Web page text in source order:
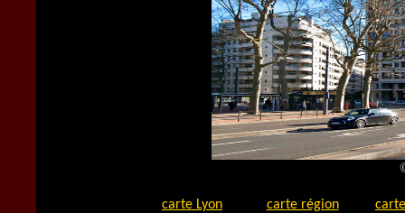
carte Lyon carte région